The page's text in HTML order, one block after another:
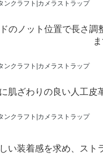
のノット位置で長さ調
肌ざわりの良い人工皮
い装着感を求め、スト